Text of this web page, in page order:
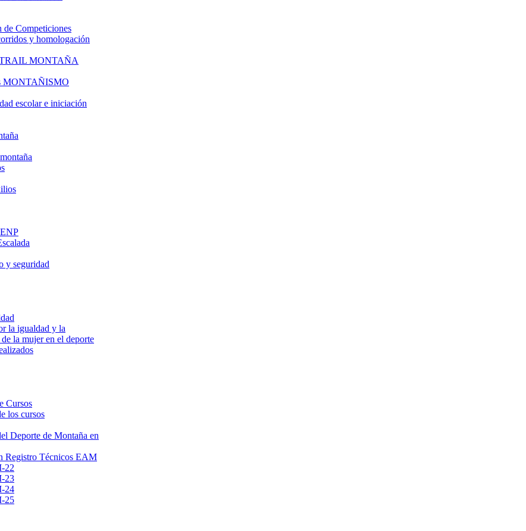
de Competiciones
y homologación
MONTAÑA
MONTAÑISMO
escolar e iniciación
y seguridad
la igualdad y la
la mujer en el deporte
Cursos
los cursos
Deporte de Montaña en
Registro Técnicos EAM
22
23
24
25